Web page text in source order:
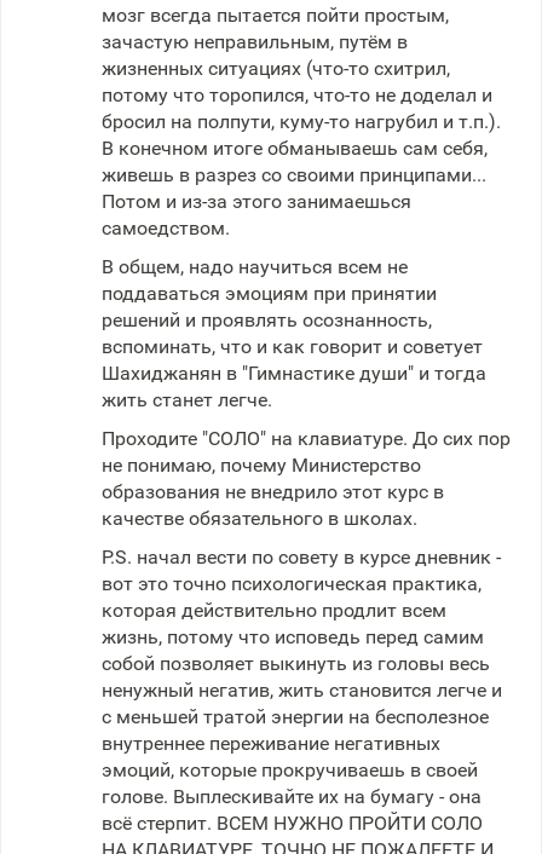
мозг всегда пытается пойти простым,
зачастую неправильным, путём в
жизненных ситуациях (что-то схитрил,
потому что торопился, что-то не доделал и
бросил на полпути, куму-то нагрубил и т.п.).
В конечном итоге обманываешь сам себя,
живешь в разрез со своими принципами...
Потом и из-за этого занимаешься
самоедством.
В общем, надо научиться всем не
поддаваться эмоциям при принятии
решений и проявлять осознанность,
вспоминать, что и как говорит и советует
Шахиджанян в "Гимнастике души" и тогда
жить станет легче.
Проходите "СОЛО" на клавиатуре. До сих пор
не понимаю, почему Министерство
образования не внедрило этот курс в
качестве обязательного в школах.
P.S. начал вести по совету в курсе дневник -
вот это точно психологическая практика,
которая действительно продлит всем
жизнь, потому что исповедь перед самим
собой позволяет выкинуть из головы весь
ненужный негатив, жить становится легче и
с меньшей тратой энергии на бесполезное
внутреннее переживание негативных
эмоций, которые прокручиваешь в своей
голове. Выплескивайте их на бумагу - она
всё стерпит. ВСЕМ НУЖНО ПРОЙТИ СОЛО